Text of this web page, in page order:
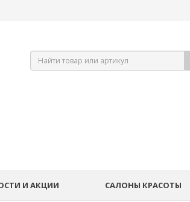
И АКЦИИ САЛОНЫ КРАСОТЫ